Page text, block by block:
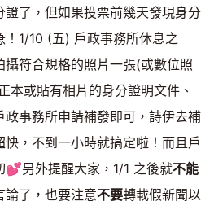
了，但如果投票前幾天發現身分
！1/10 (五) 戶政事務所休息之
符合規格的照片一張(或數位照
本或貼有相片的身分證明文件、
政事務所申請補發即可，詩伊去補
，不到一小時就搞定啦！而且戶
💕另外提醒大家，1/1 之後就不能
論了，也要注意不要轉載假新聞以